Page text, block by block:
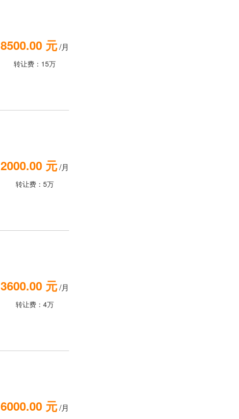
8500.00 元/月
转让费：15万
2000.00 元/月
转让费：5万
3600.00 元/月
转让费：4万
6000.00 元/月